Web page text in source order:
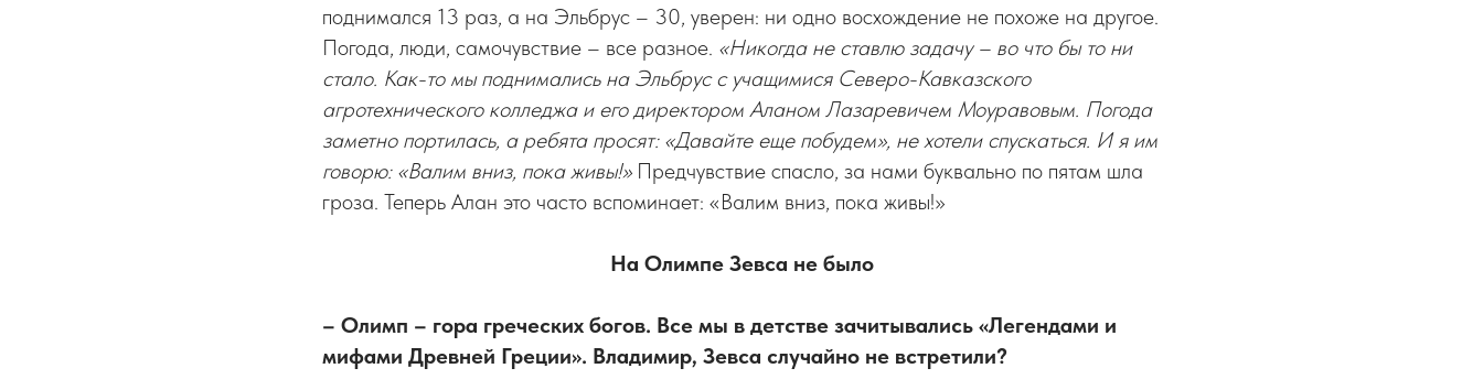
поднимался 13 раз, а на Эльбрус – 30, уверен: ни одно восхождение не похоже на другое.
Погода, люди, самочувствие – все разное. «Никогда не ставлю задачу – во что бы то ни
стало. Как-то мы поднимались на Эльбрус с учащимися Северо-Кавказского
агротехнического колледжа и его директором Аланом Лазаревичем Моуравовым. Погода
заметно портилась, а ребята просят: «Давайте еще побудем», не хотели спускаться. И я им
говорю: «Валим вниз, пока живы!»Предчувствие спасло, за нами буквально по пятам шла
гроза. Теперь Алан это часто вспоминает: «Валим вниз, пока живы!»
На Олимпе Зевса не было
– Олимп – гора греческих богов. Все мы в детстве зачитывались «Легендами и
мифами Древней Греции». Владимир, Зевса случайно не встретили?